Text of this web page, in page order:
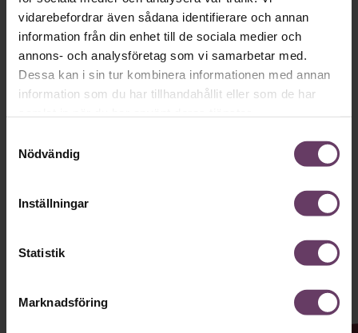
vidarebefordrar även sådana identifierare och annan
information från din enhet till de sociala medier och
annons- och analysföretag som vi samarbetar med.
Dessa kan i sin tur kombinera informationen med annan
information som du har tillhandahållit eller som de har
Nödvändig
Inställningar
Statistik
Marknadsföring
Håll dig uppdaterad med våra
nyhetsbrev!
Våra populära nyhetsbrev samlar varje
vecka det bästa från Chef och
inspiration för dig som är chef, ledare
prenumerera idag! Det är helt kostnadsfritt.